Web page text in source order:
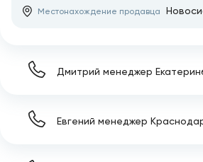
Евгений менеджер
Дмитрий менеджер
Местонахождение продавца